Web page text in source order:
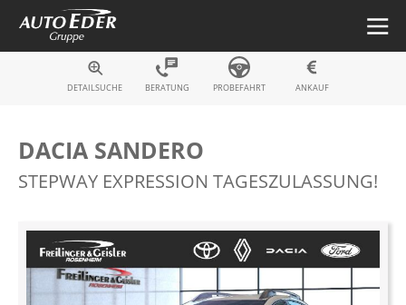
Fahrzeugsuche
DETAILSUCHE BERATUNG PROBEFAHRT ANKAUF
DACIA SANDERO
STEPWAY EXPRESSION TAGESZULASSUNG!
Ende
der
Bildergalerie